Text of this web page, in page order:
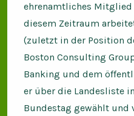
ehrenamtliches Mitglied
diesem Zeitraum
(zuletzt in der Position
Boston Consulting
Banking und dem
er über die Landesliste
Bundestag gewählt und